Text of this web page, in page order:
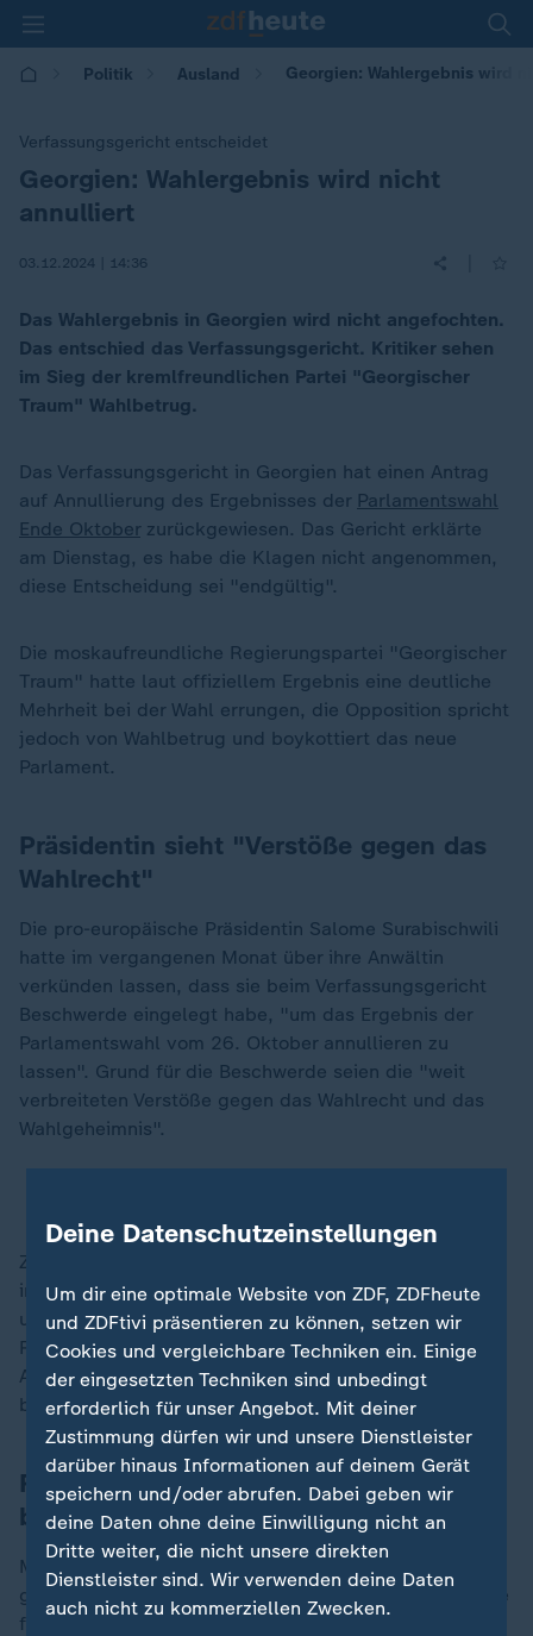
Politik Ausland Georgien: Wahlergebnis wird
Verfassungsgericht entscheidet
:
Georgien: Wahlergebnis wird nicht
annulliert
03.12.2024 | 14:36
Das Wahlergebnis in Georgien wird nicht angefochten.
Das entschied das Verfassungsgericht. Kritiker sehen
im Sieg der kremlfreundlichen Partei "Georgischer
Traum" Wahlbetrug.
Das Verfassungsgericht in Georgien hat einen Antrag
auf Annullierung des Ergebnisses der Parlamentswahl
Ende Oktober zurückgewiesen. Das Gericht erklärte
am Dienstag, es habe die Klagen nicht angenommen,
diese Entscheidung sei "endgültig".
Die moskaufreundliche Regierungspartei "Georgischer
Traum" hatte laut offiziellem Ergebnis eine deutliche
Mehrheit bei der Wahl errungen, die Opposition spricht
jedoch von Wahlbetrug und boykottiert das neue
Parlament.
Präsidentin sieht "Verstöße gegen das
Wahlrecht"
Die pro-europäische Präsidentin Salome Surabischwili
hatte im vergangenen Monat über ihre Anwältin
verkünden lassen, dass sie beim Verfassungsgericht
Beschwerde eingelegt habe, "um das Ergebnis der
Parlamentswahl vom 26. Oktober annullieren zu
lassen". Grund für die Beschwerde seien die "weit
verbreiteten Verstöße gegen das Wahlrecht und das
Wahlgeheimnis".
Zuletzt gab es allabendlich pro-europäische Proteste
in dem Kaukasusland. Sie begannen am Donnerstag
und richteten sich vor allem gegen den von
Regierungschef Irakli Kobachidse angekündigten
Aufschub der EU-Beitrittsverhandlungen des Landes
bis 2028.
Rutte: Berichte über Gewalt "zutiefst
besorgniserregend"
Mehr als 220 Demonstranten wurden laut dem
georgischen Innenministerium seit Beginn der Proteste
festgenommen. Nach Angaben des
Deine Datenschutzeinstellungen
Um dir eine optimale Website von ZDF, ZDFheute
und ZDFtivi präsentieren zu können, setzen wir
Cookies und vergleichbare Techniken ein. Einige
der eingesetzten Techniken sind unbedingt
erforderlich für unser Angebot. Mit deiner
Zustimmung dürfen wir und unsere Dienstleister
darüber hinaus Informationen auf deinem Gerät
speichern und/oder abrufen. Dabei geben wir
deine Daten ohne deine Einwilligung nicht an
Dritte weiter, die nicht unsere direkten
Dienstleister sind. Wir verwenden deine Daten
auch nicht zu kommerziellen Zwecken.